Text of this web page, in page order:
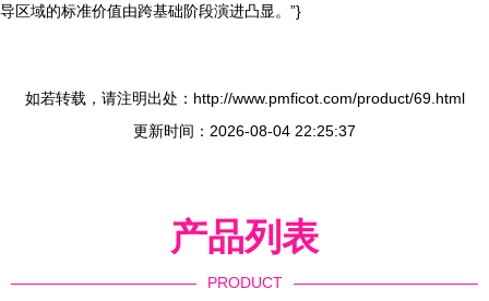
导区域的标准价值由跨基础阶段演进凸显。”}
如若转载，请注明出处：http://www.pmficot.com/product/69.html
更新时间：2026-08-04 22:25:37
产品列表
PRODUCT